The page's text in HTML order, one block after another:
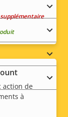
action de
à